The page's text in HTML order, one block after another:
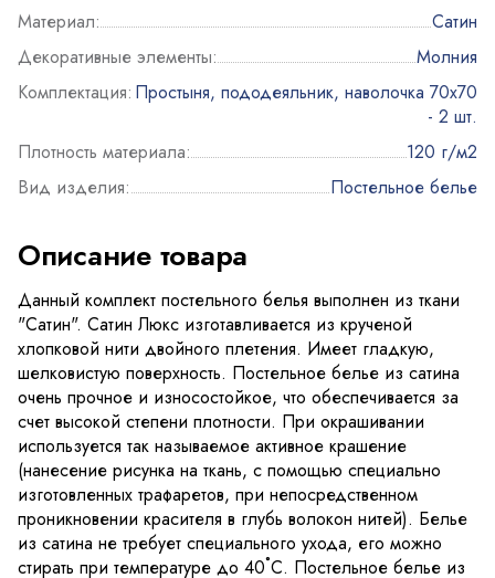
Материал:
Сатин
Декоративные элементы:
Молния
Комплектация: Простыня, пододеяльник, наволочка 70х70
- 2 шт.
Плотность материала:
120 г/м2
Вид изделия:
Постельное белье
Описание товара
Данный комплект постельного белья выполнен из ткани
"Сатин". Сатин Люкс изготавливается из крученой
хлопковой нити двойного плетения. Имеет гладкую,
шелковистую поверхность. Постельное белье из сатина
очень прочное и износостойкое, что обеспечивается за
счет высокой степени плотности. При окрашивании
используется так называемое активное крашение
(нанесение рисунка на ткань, с помощью специально
изготовленных трафаретов, при непосредственном
проникновении красителя в глубь волокон нитей). Белье
из сатина не требует специального ухода, его можно
стирать при температуре до 40˚С. Постельное белье из